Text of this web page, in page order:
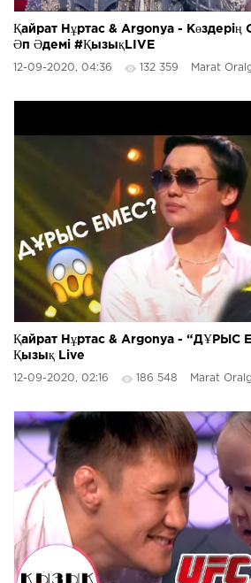
Қайрат Нұртас & Argonya - Көздерің
Әп Әдемі #ҚызықLIVE
12-09-2020, 04:36 132 359 Marat
Қайрат Нұртас & Argonya - “ДҰРЫС
Қызық Live
12-09-2020, 02:16 186 548 Marat